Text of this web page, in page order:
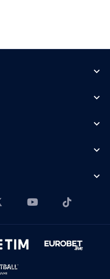
expand_more
expand_more
expand_more
expand_more
expand_more